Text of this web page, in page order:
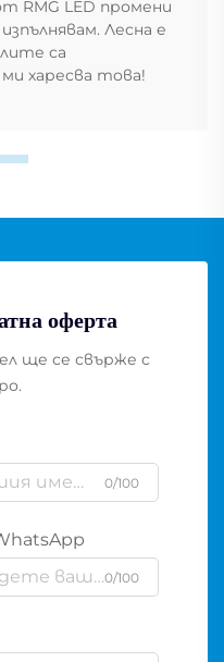
RMG LED промени
Лесна е
са
харесва това!
оферта
ще се свърже с
0/100
0/100